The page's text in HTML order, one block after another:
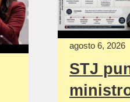
agosto 6, 2026
STJ